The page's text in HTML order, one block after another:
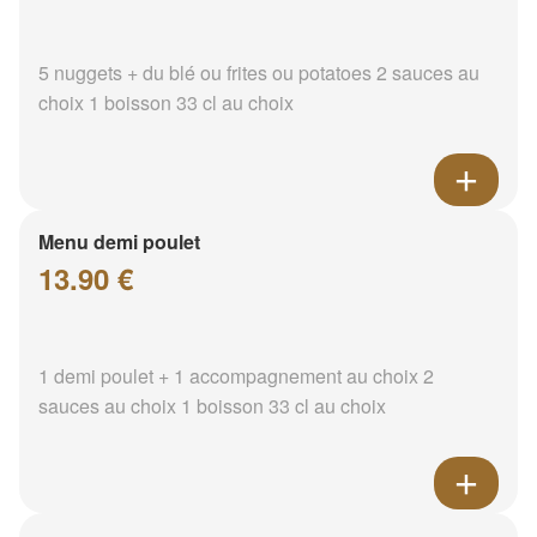
5 nuggets + du blé ou frites ou potatoes 2 sauces au
choix 1 boisson 33 cl au choix
Menu demi poulet
13.90 €
1 demi poulet + 1 accompagnement au choix 2
sauces au choix 1 boisson 33 cl au choix